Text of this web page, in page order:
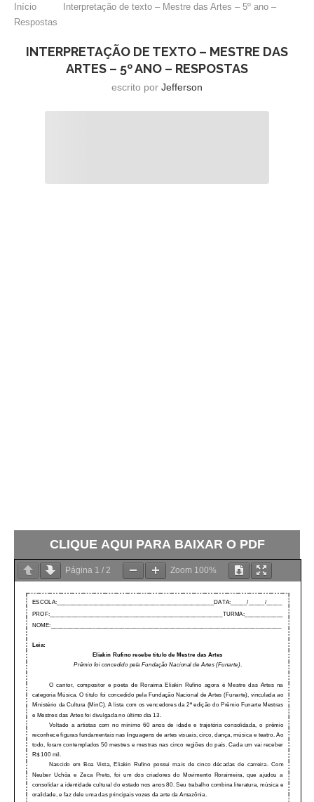
Início
Interpretação de texto – Mestre das Artes – 5º ano –
Respostas
INTERPRETAÇÃO DE TEXTO – MESTRE DAS
ARTES – 5º ANO – RESPOSTAS
escrito por Jefferson
CLIQUE AQUI PARA BAIXAR O PDF
Página 1 / 2 Zoom 100%